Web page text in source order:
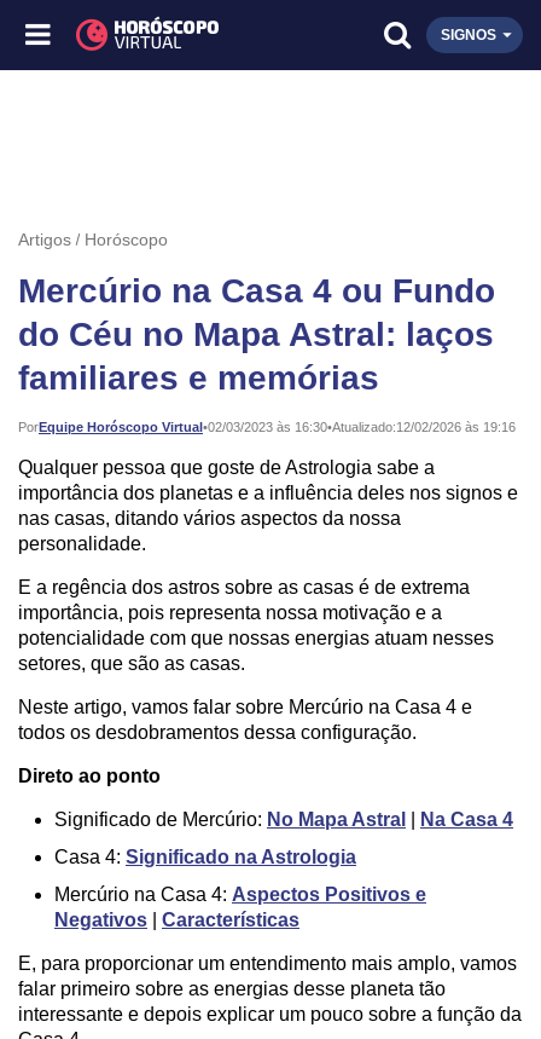
SIGNOS
Artigos Horóscopo
Mercúrio na Casa 4 ou Fundo
do Céu no Mapa Astral: laços
familiares e memórias
PorEquipe Horóscopo Virtual•
Publicado: 02/03/2023 às 16:30•Atualizado:12/02/2026 às 19:16
Qualquer pessoa que goste de Astrologia sabe a
importância dos planetas e a influência deles nos signos e
nas casas, ditando vários aspectos da nossa
personalidade.
E a regência dos astros sobre as casas é de extrema
importância, pois representa nossa motivação e a
potencialidade com que nossas energias atuam nesses
setores, que são as casas.
Neste artigo, vamos falar sobre Mercúrio na Casa 4 e
todos os desdobramentos dessa configuração.
Direto ao ponto
Significado de Mercúrio: No Mapa Astral
Na Casa 4
Casa 4: Significado na Astrologia
Mercúrio na Casa 4: Aspectos Positivos e
Negativos
Características
E, para proporcionar um entendimento mais amplo, vamos
falar primeiro sobre as energias desse planeta tão
interessante e depois explicar um pouco sobre a função da